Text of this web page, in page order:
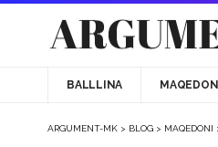
BALLLINA
ARGUMENT-MK > BLOG > MAQEDONI